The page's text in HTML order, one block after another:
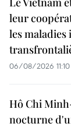
leur
les maladies
06/08/2026 11:10
Hô Chi
nocturne